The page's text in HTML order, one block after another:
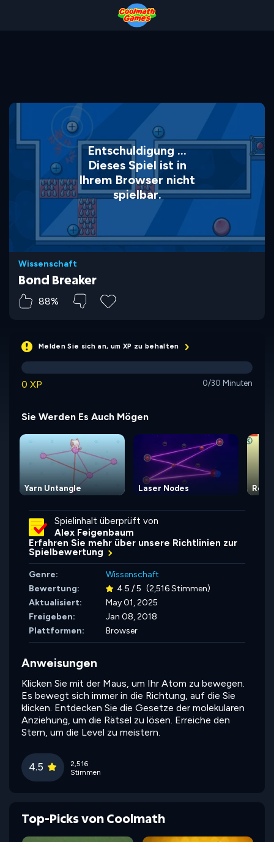
Entschuldigung ...
Dieses Spiel ist in
Ihrem Browser nicht
spielbar.
Wissenschaft
Bond Breaker
88%
Melden Sie sich an, um XP zu behalten
0 XP 0/30 Minuten
Sie Werden Es Auch Mögen
Yarn Untangle Laser Nodes Rope
Spielinhalt überprüft von
Alex Feigenbaum
Erfahren Sie mehr über unsere Richtlinien zur
Spielbewertung
Genre:
Wissenschaft
Bewertung:
4.5 / 5 (2,516 Stimmen)
Aktualisiert:
May 01, 2025
Freigeben:
Jan 08, 2018
Plattformen:
Browser
Anweisungen
Klicken Sie mit der Maus, um Ihr Atom zu bewegen.
Es bewegt sich immer in die Richtung, auf die Sie
klicken. Entdecken Sie die Gesetze der molekularen
Anziehung, um die Rätsel zu lösen. Erreiche den
Stern, um die Level zu meistern.
4.5
2,516
Stimmen
Top-Picks von Coolmath